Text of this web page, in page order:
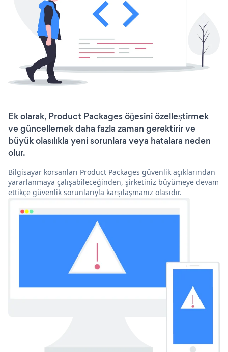
Ek olarak, Product Packages öğesini özelleştirmek
ve güncellemek daha fazla zaman gerektirir ve
büyük olasılıkla yeni sorunlara veya hatalara neden
olur.
Bilgisayar korsanları Product Packages güvenlik açıklarından
yararlanmaya çalışabileceğinden, şirketiniz büyümeye devam
ettikçe güvenlik sorunlarıyla karşılaşmanız olasıdır.